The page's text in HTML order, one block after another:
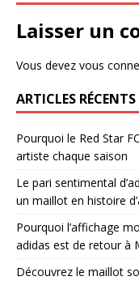
Laisser un
Vous devez vous
ARTICLES RÉCENTS
Pourquoi le Red Star
artiste chaque saison
Le pari sentimental
un maillot en histoire
Pourquoi l’affichage
adidas est de retour à
Découvrez le maillot